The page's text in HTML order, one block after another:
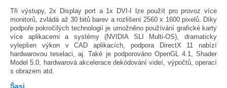
Tři výstupy, 2x Display port a 1x DVI-I lze použít pro provoz více
monitorů, zvládá až 30 bitů barev a rozlišení 2560 x 1600 pixelů. Díky
podpoře pokročilých technologií je umožněno používání grafické karty
více aplikacemi a systémy (NVIDIA SLI Multi-OS), dramaticky
vylepšen výkon v CAD aplikacích, podpora DirectX 11 nabízí
hardwarovou teselaci, aj. Také je podporováno OpenGL 4.1, Shader
Model 5.0, hardwarová akcelerace dekódování videí, výpočtů, operací
s obrazem atd.
Šasi